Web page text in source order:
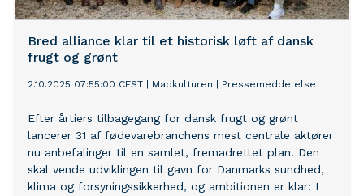
Bred alliance klar til et historisk løft af dansk
frugt og grønt
2.10.2025 07:55:00 CEST Madkulturen Pressemeddelelse
Efter årtiers tilbagegang for dansk frugt og grønt
lancerer 31 af fødevarebranchens mest centrale aktører
nu anbefalinger til en samlet, fremadrettet plan. Den
skal vende udviklingen til gavn for Danmarks sundhed,
klima og forsyningssikkerhed, og ambitionen er klar: I